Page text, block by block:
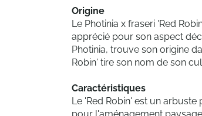
Origine
Le Photinia x fraseri 'Red
apprécié pour son aspect
Photinia, trouve son origine
Robin' tire son nom de son
Caractéristiques
Le 'Red Robin' est un